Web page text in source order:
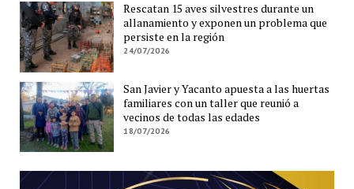
Rescatan 15 aves silvestres durante un
allanamiento y exponen un problema que
persiste en la región
24/07/2026
San Javier y Yacanto apuesta a las huertas
familiares con un taller que reunió a
vecinos de todas las edades
18/07/2026